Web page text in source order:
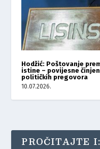
Hodžić: Poštovanje
istine – povijesne
političkih pregovora
10.07.2026.
PROČITAJTE I: